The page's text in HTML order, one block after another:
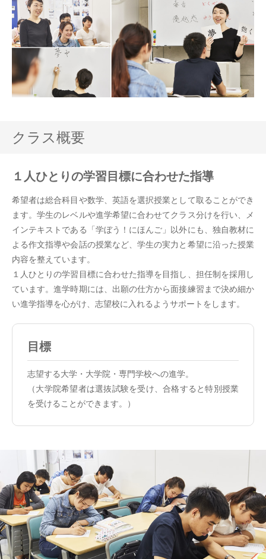
クラス概要
１人ひとりの学習目標に合わせた指導
希望者は総合科目や数学、英語を選択授業として取ることができ
ます。学生のレベルや進学希望に合わせてクラス分けを行い、メ
インテキストである「学ぼう！にほんご」以外にも、独自教材に
よる作文指導や会話の授業など、学生の実力と希望に沿った授業
内容を整えています。
１人ひとりの学習目標に合わせた指導を目指し、担任制を採用し
ています。進学時期には、出願の仕方から面接練習まで決め細か
い進学指導を心がけ、志望校に入れるようサポートをします。
目標
志望する大学・大学院・専門学校への進学。
（大学院希望者は選抜試験を受け、合格すると特別授業
を受けることができます。）